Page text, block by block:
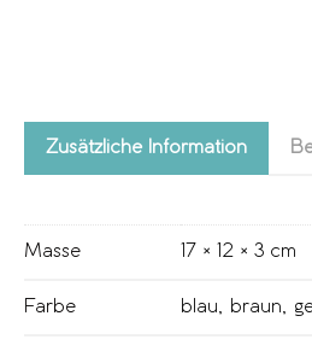
Zusätzliche Information
Masse 17 × 12 × 3 cm
Farbe blau, braun,